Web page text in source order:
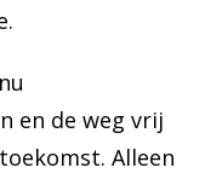
en de weg vrij
Alleen